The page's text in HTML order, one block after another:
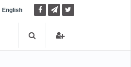
English